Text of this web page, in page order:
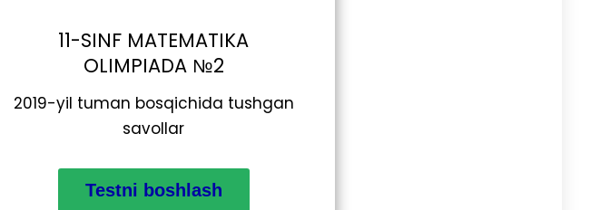
11-SINF MATEMATIKA
OLIMPIADA №2
2019-yil tuman bosqichida tushgan
savollar